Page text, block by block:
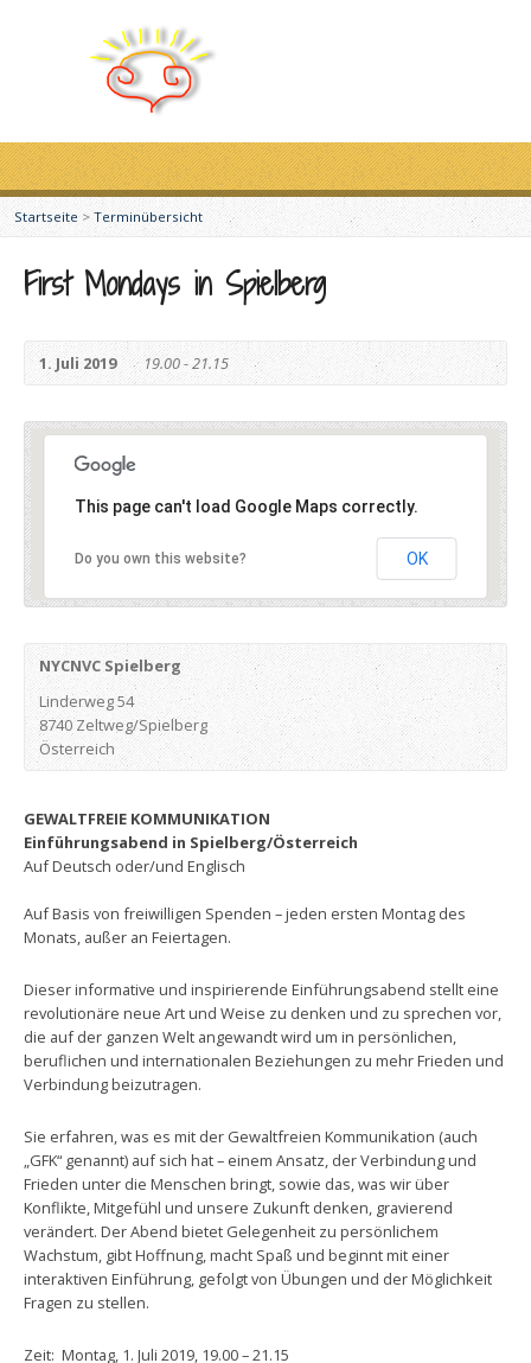
Startseite>Terminübersicht
First Mondays in Spielberg
1. Juli 2019 19.00 - 21.15
This page can't load Google Maps correctly.
Do you own this website? OK
NYCNVC Spielberg
Linderweg 54
8740 Zeltweg/Spielberg
Österreich
GEWALTFREIE KOMMUNIKATION
Einführungsabend in Spielberg/Österreich
Auf Deutsch oder/und Englisch
Auf Basis von freiwilligen Spenden – jeden ersten Montag des
Monats, außer an Feiertagen.
Dieser informative und inspirierende Einführungsabend stellt eine
revolutionäre neue Art und Weise zu denken und zu sprechen vor,
die auf der ganzen Welt angewandt wird um in persönlichen,
beruflichen und internationalen Beziehungen zu mehr Frieden und
Verbindung beizutragen.
Sie erfahren, was es mit der Gewaltfreien Kommunikation (auch
„GFK“ genannt) auf sich hat – einem Ansatz, der Verbindung und
Frieden unter die Menschen bringt, sowie das, was wir über
Konflikte, Mitgefühl und unsere Zukunft denken, gravierend
verändert. Der Abend bietet Gelegenheit zu persönlichem
Wachstum, gibt Hoffnung, macht Spaß und beginnt mit einer
interaktiven Einführung, gefolgt von Übungen und der Möglichkeit
Fragen zu stellen.
Zeit: Montag, 1. Juli 2019, 19.00 – 21.15